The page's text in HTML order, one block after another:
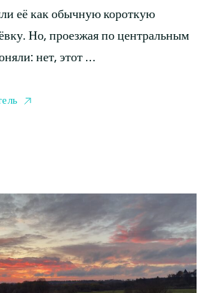
её как обычную короткую
Но, проезжая по центральным
нет, этот …